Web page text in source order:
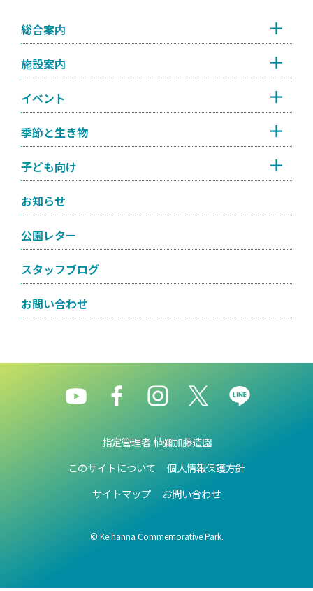
総合案内
施設案内
イベント
季節と生き物
子ども向け
お知らせ
公園レター
スタッフブログ
お問い合わせ
指定管理者 植彌加藤造園
このサイトについて
個人情報保護方針
サイトマップ
お問い合わせ
© Keihanna Commemorative Park.